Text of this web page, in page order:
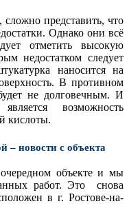
представить, что
Однако они всё
отметить высокую
недостатком следует
наносится на
В противном
не долговечным. И
возможность
кислоты.
– новости с объекта
объекте и мы
работ. Это снова
в г. Ростове-на-